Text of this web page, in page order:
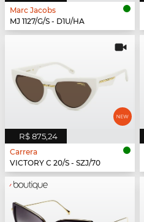
Marc Jacobs
MJ 1127/G/S - D1U/HA
R$ 875,24
Carrera
VICTORY C 20/S - SZJ/70